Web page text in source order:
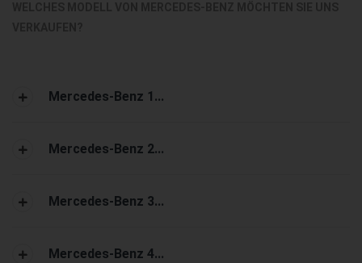
Mercedes-Benz 1...
Mercedes-Benz 2...
Mercedes-Benz 3...
Mercedes-Benz 4...